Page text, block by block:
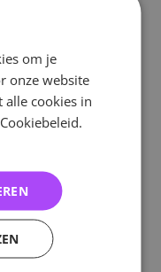
om je
onze website
alle cookies in